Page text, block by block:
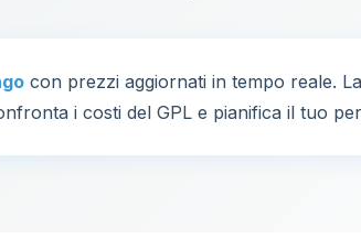
con prezzi aggiornati in tempo reale.
i costi del GPL e pianifica il tuo